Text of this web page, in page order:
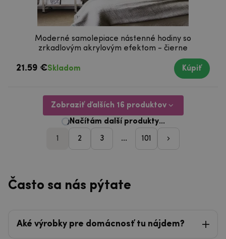
Moderné samolepiace nástenné hodiny so
zrkadlovým akrylovým efektom - čierne
21.59 €Skladom Kúpiť
Zobraziť ďalších 16 produktov
...
Často sa nás pýtate